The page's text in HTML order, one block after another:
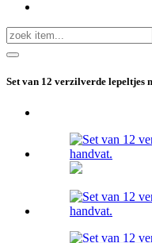
Set van 12 verzilverde lepeltjes